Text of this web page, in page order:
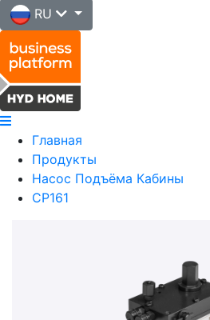
RU
Главная
Продукты
Насос Подъёма Кабины
CP161